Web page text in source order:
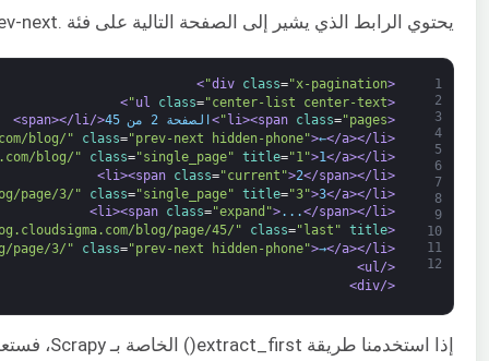
يحتوي الرابط الذي يشير إلى الصفحة التالية على فئة .prev-next داخل علامة <a> كما هو موضح في المقتطف أعلاه. ومع ذلك، إذا انتقلت إلى الصفحة التالية، فستلاحظ أيضًا أن روابط الصفحة السابقة والتالية تحتوي على فئة CSS هذه. ضع في اعتبارك هذا المقتطف للصفحة 2:
1
2
3
4
5
6
7
8
9
10
11
12
<div
class="x-pagination"
>
<ul
class="center-list center-text"
>
<li>
<span class="pages"
>الصفحة 2 من 45 </span>
</li>
<li>
blog/" class="prev-next hidden-phone">←</a></li>
<li>
blog/" class="single_page" title="1">1</a></li>
<li>
<span class="current">2</span></li>
<li>
page/3/" class="single_page" title="3">3</a></li>
<li>
<span class="expand">...</span></li>
<li>
blog/page/45/" class="last"
title
<li>
page/3/" class="prev-next hidden-phone">→</a></li>
</ul>
</div>